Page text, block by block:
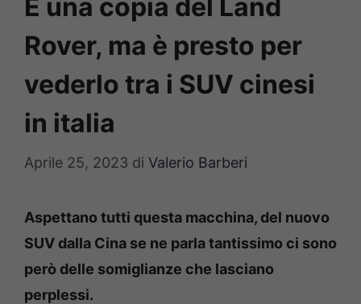
È una copia del Land
Rover, ma è presto per
vederlo tra i SUV cinesi
in italia
Aprile 25, 2023 di Valerio Barberi
Aspettano tutti questa macchina, del nuovo
SUV dalla Cina se ne parla tantissimo ci sono
però delle somiglianze che lasciano
perplessi.